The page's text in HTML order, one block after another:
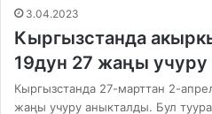
3.04.2023
Кыргызстанда
19дун 27 жаңы
Кыргызстанда 27-марттан 2-
жаңы учуру аныкталды. Бул